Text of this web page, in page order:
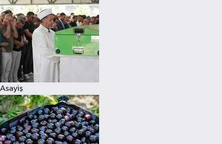
Asayiş
Televizyon
Yaşam-Çevre